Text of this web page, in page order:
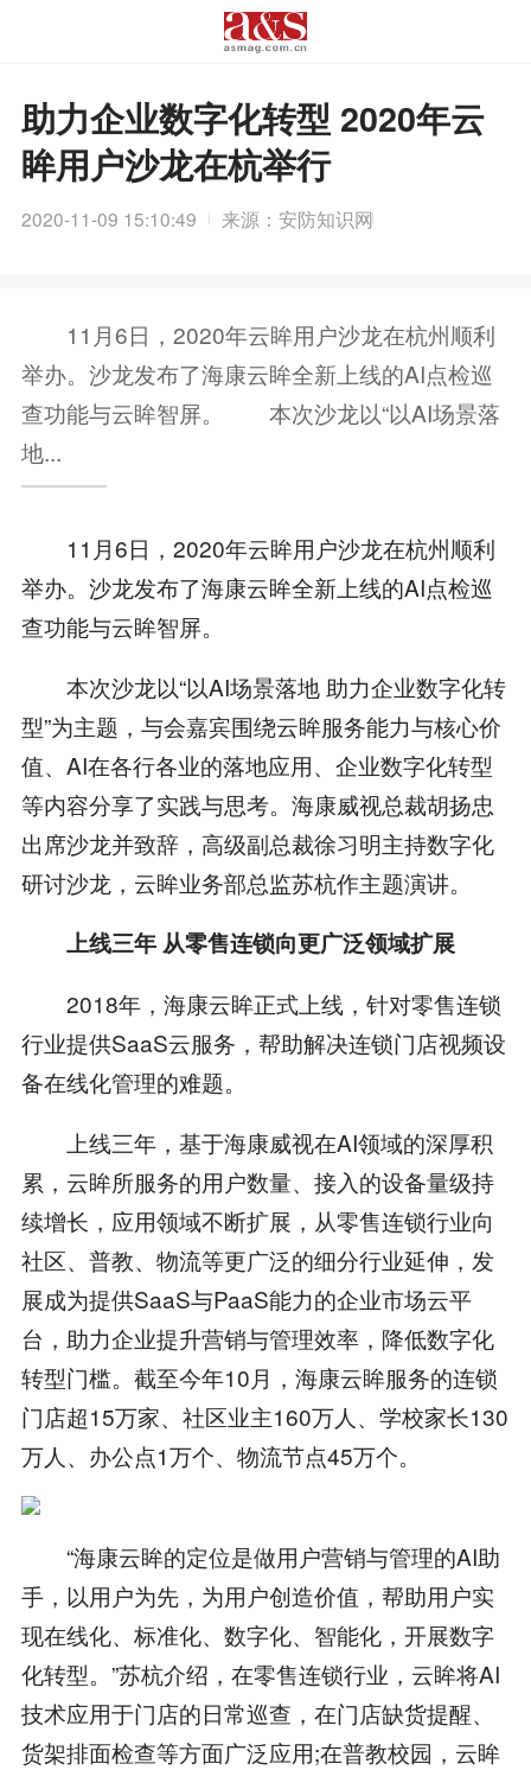
助力企业数字化转型 2020年云
眸用户沙龙在杭举行
2020-11-09 15:10:49 来源：安防知识网
11月6日，2020年云眸用户沙龙在杭州顺利
举办。沙龙发布了海康云眸全新上线的AI点检巡
查功能与云眸智屏。 本次沙龙以“以AI场景落
地...
11月6日，2020年云眸用户沙龙在杭州顺利
举办。沙龙发布了海康云眸全新上线的AI点检巡
查功能与云眸智屏。
本次沙龙以“以AI场景落地 助力企业数字化转
型”为主题，与会嘉宾围绕云眸服务能力与核心价
值、AI在各行各业的落地应用、企业数字化转型
等内容分享了实践与思考。海康威视总裁胡扬忠
出席沙龙并致辞，高级副总裁徐习明主持数字化
研讨沙龙，云眸业务部总监苏杭作主题演讲。
上线三年 从零售连锁向更广泛领域扩展
2018年，海康云眸正式上线，针对零售连锁
行业提供SaaS云服务，帮助解决连锁门店视频设
备在线化管理的难题。
上线三年，基于海康威视在AI领域的深厚积
累，云眸所服务的用户数量、接入的设备量级持
续增长，应用领域不断扩展，从零售连锁行业向
社区、普教、物流等更广泛的细分行业延伸，发
展成为提供SaaS与PaaS能力的企业市场云平
台，助力企业提升营销与管理效率，降低数字化
转型门槛。截至今年10月，海康云眸服务的连锁
门店超15万家、社区业主160万人、学校家长130
万人、办公点1万个、物流节点45万个。
“海康云眸的定位是做用户营销与管理的AI助
手，以用户为先，为用户创造价值，帮助用户实
现在线化、标准化、数字化、智能化，开展数字
化转型。”苏杭介绍，在零售连锁行业，云眸将AI
技术应用于门店的日常巡查，在门店缺货提醒、
货架排面检查等方面广泛应用;在普教校园，云眸